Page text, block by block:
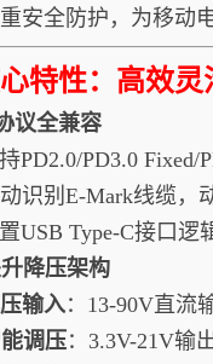
安全防护，为移动
特性：高效
议全兼容
PD2.0/PD3.0 Fixed/
识别E-Mark线缆，
USB Type-C接口逻
降压架构
输入：13-90V直流
调压：3.3V-21V输